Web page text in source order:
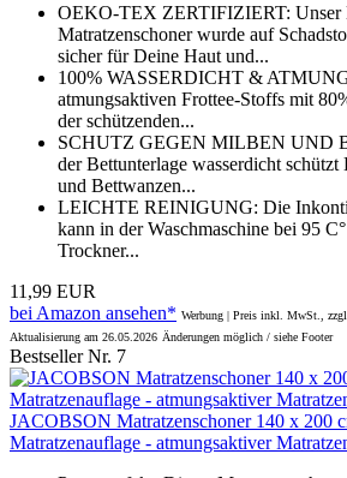
OEKO-TEX ZERTIFIZIERT: Unser
Matratzenschoner wurde auf
sicher für Deine Haut und...
100% WASSERDICHT &
atmungsaktiven Frottee-Stoffs mit
der schützenden...
SCHUTZ GEGEN MILBEN UND
der Bettunterlage wasserdicht
und Bettwanzen...
LEICHTE REINIGUNG: Die
kann in der Waschmaschine bei 95
Trockner...
11,99 EUR
bei Amazon ansehen* Werbung | Preis inkl. MwSt.,
Aktualisierung am 26.05.2026 Änderungen möglich / siehe Footer
Bestseller Nr. 7
JACOBSON Matratzenschoner 140 x 200
Matratzenauflage - atmungsaktiver